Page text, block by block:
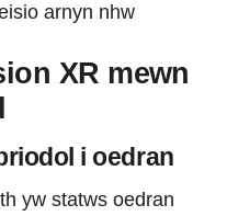
arnyn nhw
XR mewn
i oedran
yw statws oedran